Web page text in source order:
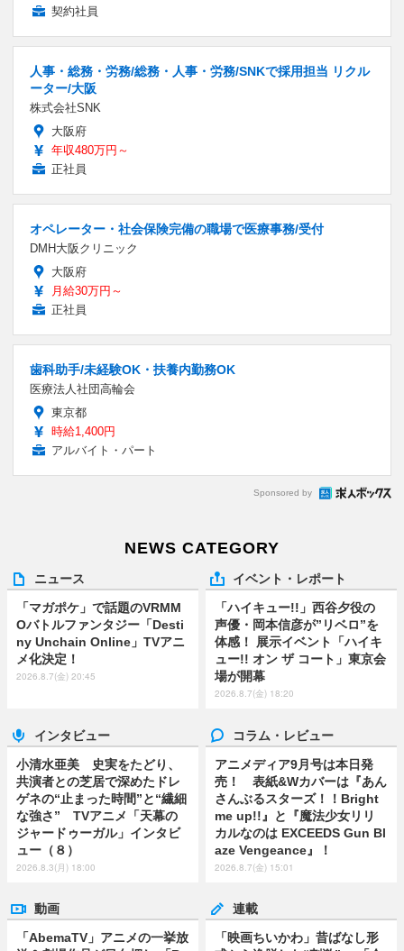
契約社員
人事・総務・労務/総務・人事・労務/SNKで採用担当 リクル
ーター/大阪
株式会社SNK
大阪府
年収480万円～
正社員
オペレーター・社会保険完備の職場で医療事務/受付
DMH大阪クリニック
大阪府
月給30万円～
正社員
歯科助手/未経験OK・扶養内勤務OK
医療法人社団高輪会
東京都
時給1,400円
アルバイト・パート
Sponsored by
NEWS CATEGORY
ニュース
「マガポケ」で話題のVRMM
Oバトルファンタジー「Desti
ny Unchain Online」TVアニ
メ化決定！
2026.8.7(金) 20:45
イベント・レポート
「ハイキュー!!」西谷夕役の
声優・岡本信彦が”リベロ”を
体感！ 展示イベント「ハイキ
ュー!! オン ザ コート」東京会
場が開幕
2026.8.7(金) 18:20
インタビュー
小清水亜美 史実をたどり、
共演者との芝居で深めたドレ
ゲネの“止まった時間”と“繊細
な強さ” TVアニメ「天幕の
ジャードゥーガル」インタビ
ュー（８）
2026.8.3(月) 18:00
コラム・レビュー
アニメディア9月号は本日発
売！ 表紙&Wカバーは『あん
さんぶるスターズ！！Bright
me up!!』と『魔法少女リリ
カルなのは EXCEEDS Gun Bl
aze Vengeance』！
2026.8.7(金) 15:01
動画
「AbemaTV」アニメの一挙放
連載
「映画ちいかわ」昔ばなし形